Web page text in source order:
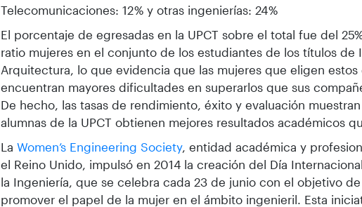
Telecomunicaciones: 12 % y otras ingenierías: 24 %
El porcentaje de egresadas en la UPCT sobre el total fue del
ratio mujeres en el conjunto de los estudiantes de los títulos de
Arquitectura, lo que evidencia que las mujeres que eligen estos
encuentran mayores dificultades en superarlos que sus
De hecho, las tasas de rendimiento, éxito y evaluación
alumnas de la UPCT obtienen mejores resultados académicos
LaWomen’s Engineering Society, entidad académica y
el Reino Unido, impulsó en 2014 la creación del Día
la Ingeniería, que se celebra cada 23 de junio con el objetivo
promover el papel de la mujer en el ámbito ingenieril. Esta